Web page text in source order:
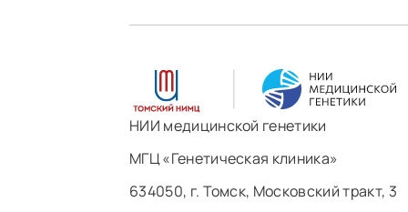
НИИ медицинской генетики
МГЦ «Генетическая клиника»
634050, г. Томск, Московский тракт, 3